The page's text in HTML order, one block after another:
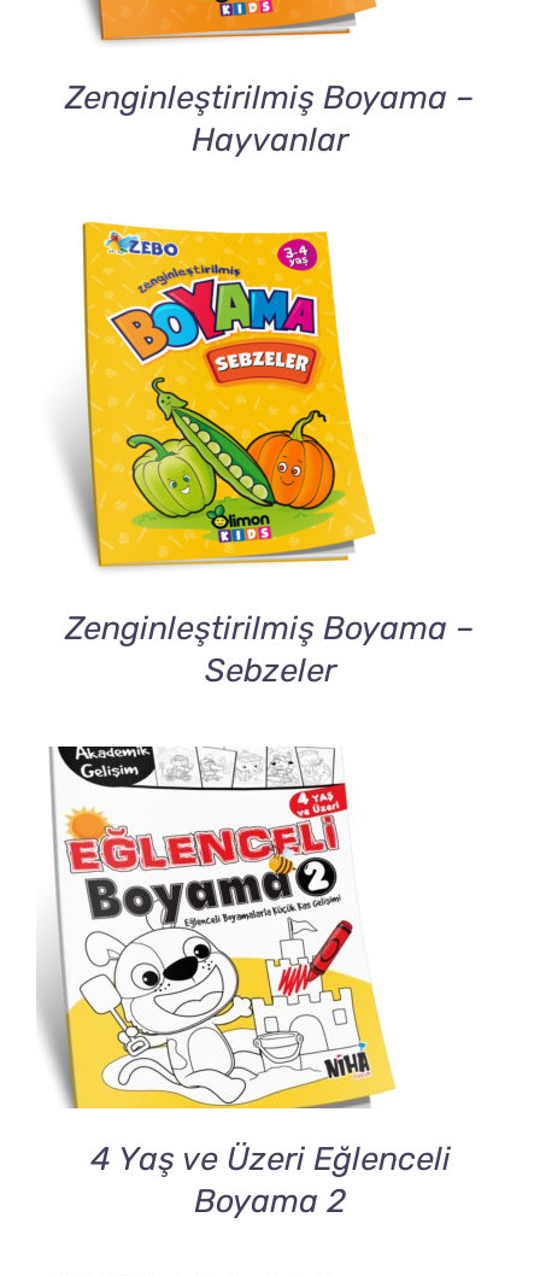
Zenginleştirilmiş Boyama –
Hayvanlar
DETAILS
Zenginleştirilmiş Boyama –
Sebzeler
DETAILS
4 Yaş ve Üzeri Eğlenceli
Boyama 2